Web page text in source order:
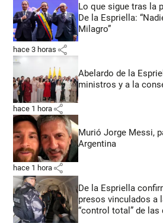
Lo que sigue tras la
De la Espriella:
Milagro”
hace 3 horas share
Abelardo de la
ministros y a la
hace 1 hora share
Murió Jorge Messi,
Argentina
hace 1 hora share
De la Espriella
presos vinculados a
“control total” de las